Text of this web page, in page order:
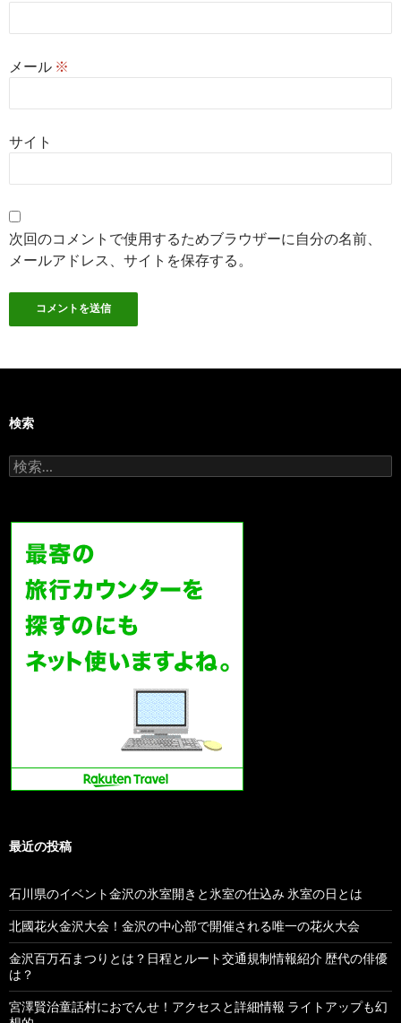
メール ※
サイト
次回のコメントで使用するためブラウザーに自分の名前、
メールアドレス、サイトを保存する。
検索
検
索:
最近の投稿
石川県のイベント金沢の氷室開きと氷室の仕込み 氷室の日とは
北國花火金沢大会！金沢の中心部で開催される唯一の花火大会
金沢百万石まつりとは？日程とルート交通規制情報紹介 歴代の俳優
は？
宮澤賢治童話村におでんせ！アクセスと詳細情報 ライトアップも幻